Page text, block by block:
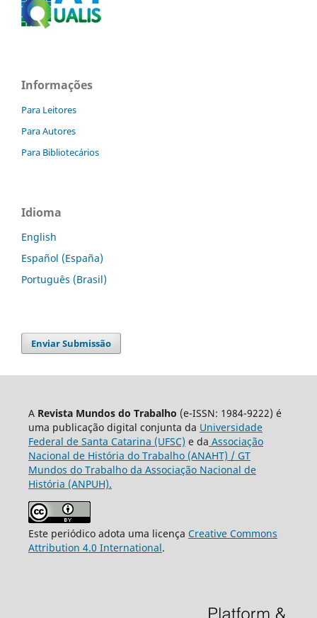
Informações
Para Leitores
Para Autores
Para Bibliotecários
Idioma
English
Español (España)
Português (Brasil)
Enviar Submissão
A Revista Mundos do Trabalho (e-ISSN: 1984-9222) é
uma publicação digital conjunta da Universidade
Federal de Santa Catarina (UFSC) e da Associação
Nacional de História do Trabalho (ANAHT) / GT
Mundos do Trabalho da Associação Nacional de
História (ANPUH).
Este periódico adota uma licença Creative Commons
Attribution 4.0 International.